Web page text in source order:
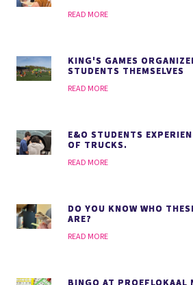
READ MORE
KING'S GAMES
STUDENTS THEMSELVES
READ MORE
E&O STUDENTS
OF TRUCKS.
READ MORE
DO YOU KNOW WHO
ARE?
READ MORE